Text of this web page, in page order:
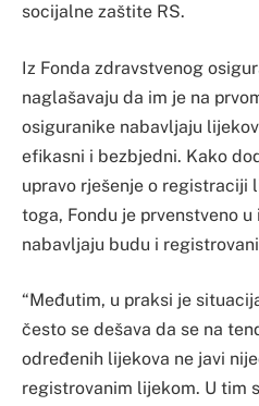
socijalne zaštite RS.
Iz Fonda zdravstvenog
naglašavaju da im je na
osiguranike nabavljaju
efikasni i bezbjedni. Kako
upravo rješenje o registraciji
toga, Fondu je prvenstveno
nabavljaju budu i
“Međutim, u praksi je
često se dešava da se na
određenih lijekova ne javi
registrovanim lijekom. U tim